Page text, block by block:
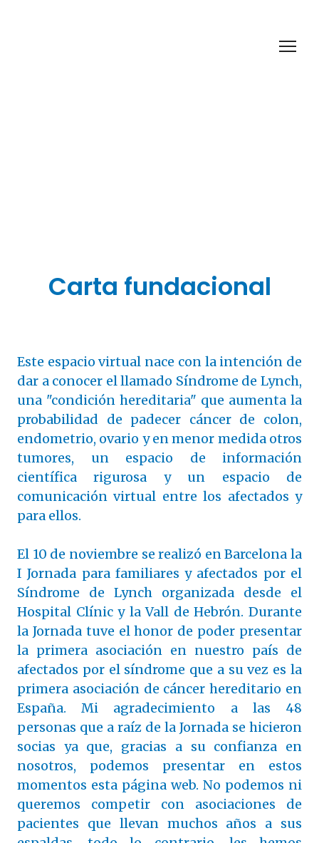
Carta fundacional
Este espacio virtual nace con la intención de
dar a conocer el llamado Síndrome de Lynch,
una "condición hereditaria" que aumenta la
probabilidad de padecer cáncer de colon,
endometrio, ovario y en menor medida otros
tumores, un espacio de información
científica rigurosa y un espacio de
comunicación virtual entre los afectados y
para ellos.
El 10 de noviembre se realizó en Barcelona la
I Jornada para familiares y afectados por el
Síndrome de Lynch organizada desde el
Hospital Clínic y la Vall de Hebrón. Durante
la Jornada tuve el honor de poder presentar
la primera asociación en nuestro país de
afectados por el síndrome que a su vez es la
primera asociación de cáncer hereditario en
España. Mi agradecimiento a las 48
personas que a raíz de la Jornada se hicieron
socias ya que, gracias a su confianza en
nosotros, podemos presentar en estos
momentos esta página web. No podemos ni
queremos competir con asociaciones de
pacientes que llevan muchos años a sus